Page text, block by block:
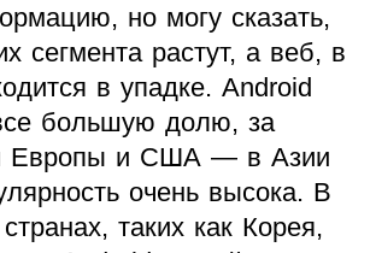
но могу сказать,
сегмента растут, а веб, в
в упадке. Android
большую долю, за
Европы и США — в Азии
очень высока. В
таких как Корея,